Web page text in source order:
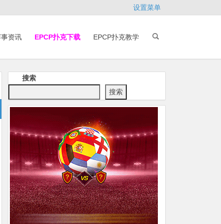
设置菜单
资讯 EPCP扑克下载 EPCP扑克教学
搜索
搜索